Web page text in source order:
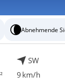
Abnehmende
SW
9 km/h